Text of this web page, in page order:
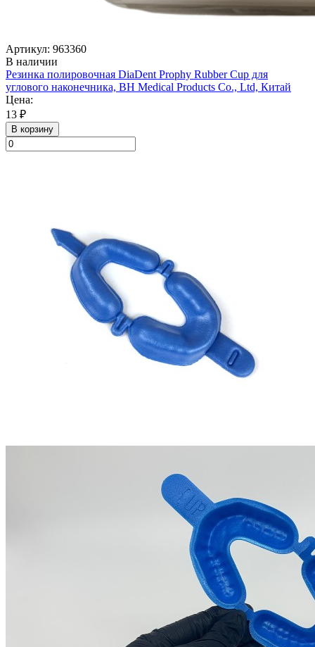
Артикул: 963360
В наличии
Резинка полировочная DiaDent Prophy Rubber Cup для
углового наконечника, BH Medical Products Co., Ltd, Китай
Цена:
13 ₽
В корзину